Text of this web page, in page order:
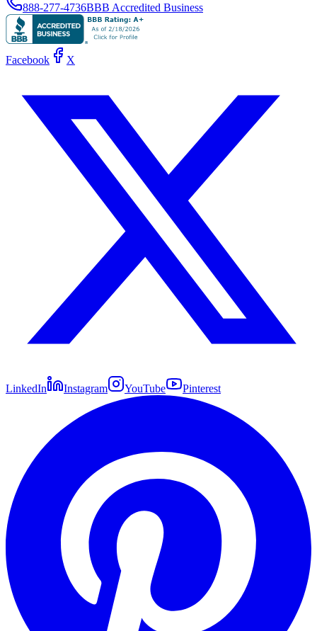
888-277-4736BBB Accredited Business
Facebook X
LinkedIn Instagram YouTube Pinterest